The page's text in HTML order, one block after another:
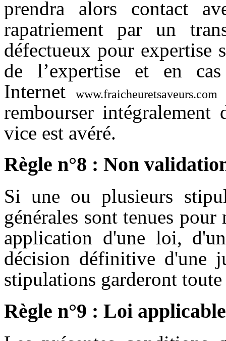
prendra alors contact
rapatriement par un
défectueux pour expertise
de l’expertise et en
Internetwww.fraicheuretsaveurs.com
rembourser
vice est avéré.
Règle n°8 : Non
Si une ou plusieurs
générales sont tenues
application d'une loi,
décision définitive d'une
stipulations garderont
Règle n°9 : Loi applicable